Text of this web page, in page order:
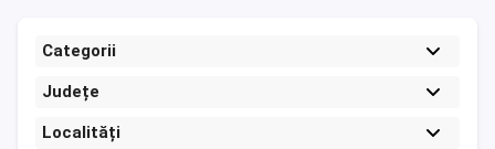
Categorii
Județe
Localități